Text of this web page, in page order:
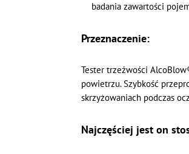
badania zawartości
Przeznaczenie:
Tester trzeźwości
powietrzu. Szybkość
skrzyżowaniach podczas
Najczęściej jest on